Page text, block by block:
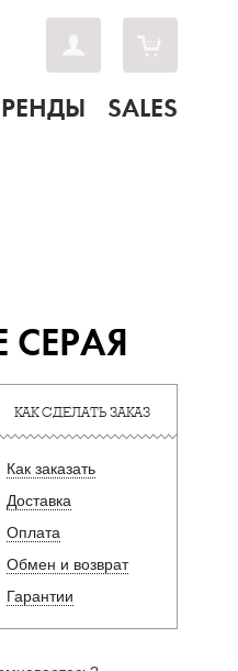
SALES
КАК СДЕЛАТЬ ЗАКАЗ
Как заказать
Доставка
Оплата
Обмен и возврат
Гарантии